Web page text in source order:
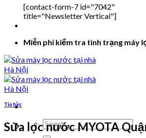
[contact-form-7 id="7042"
title="Newsletter Vertical"]
Miễn phí kiểm tra tình trạng máy
Search
for:
Tin tức
Sửa lọc nước MYOTA